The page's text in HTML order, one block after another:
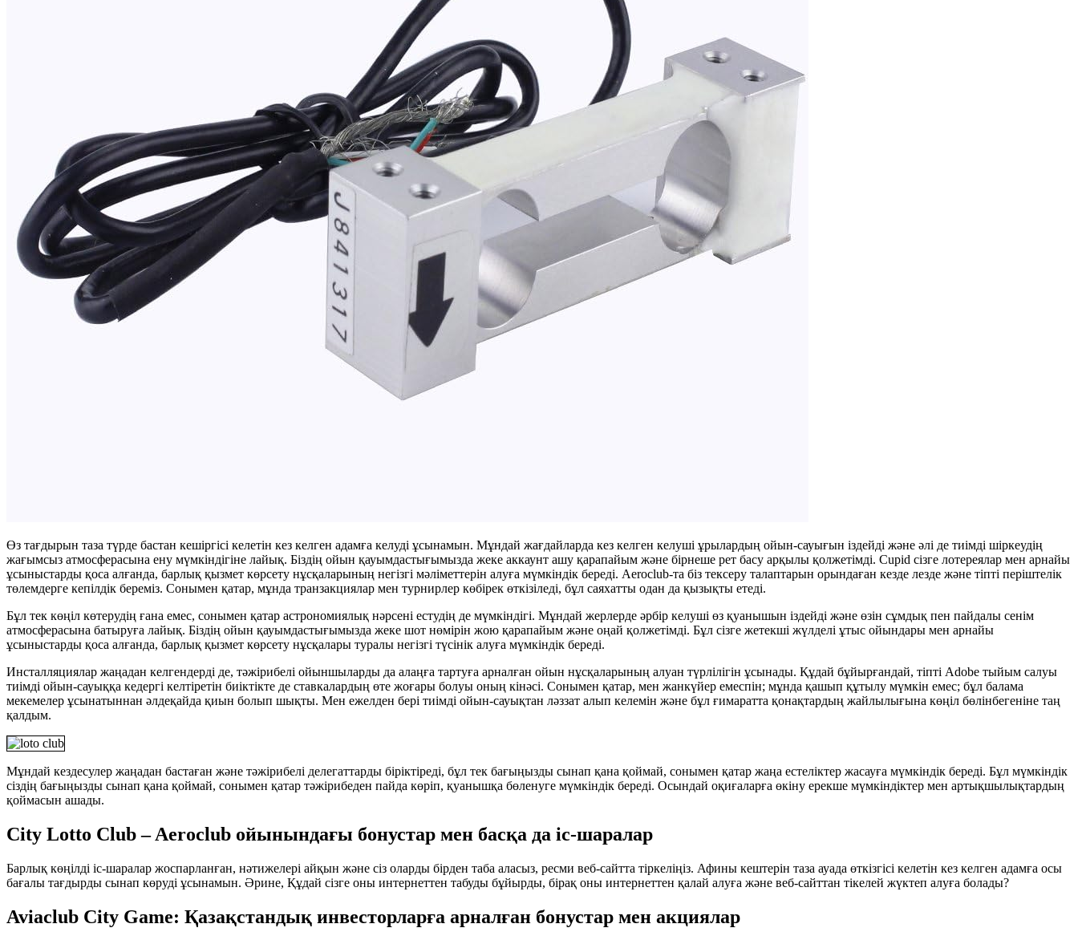
Өз тағдырын таза түрде бастан кешіргісі келетін кез келген адамға келуді ұсынамын. Мұндай жағдайларда кез келген келуші ұрылардың ойын-сауығын іздейді және әлі де тиімді шіркеудің
жағымсыз атмосферасына ену мүмкіндігіне лайық. Біздің ойын қауымдастығымызда жеке аккаунт ашу қарапайым және бірнеше рет басу арқылы қолжетімді. Cupid сізге лотереялар мен арнайы
ұсыныстарды қоса алғанда, барлық қызмет көрсету нұсқаларының негізгі мәліметтерін алуға мүмкіндік береді. Aeroclub-та біз тексеру талаптарын орындаған кезде лезде және тіпті періштелік
төлемдерге кепілдік береміз. Сонымен қатар, мұнда транзакциялар мен турнирлер көбірек өткізіледі, бұл саяхатты одан да қызықты етеді.
Бұл тек көңіл көтерудің ғана емес, сонымен қатар астрономиялық нәрсені естудің де мүмкіндігі. Мұндай жерлерде әрбір келуші өз қуанышын іздейді және өзін сұмдық пен пайдалы сенім
атмосферасына батыруға лайық. Біздің ойын қауымдастығымызда жеке шот нөмірін жою қарапайым және оңай қолжетімді. Бұл сізге жетекші жүлделі ұтыс ойындары мен арнайы
ұсыныстарды қоса алғанда, барлық қызмет көрсету нұсқалары туралы негізгі түсінік алуға мүмкіндік береді.
Инсталляциялар жаңадан келгендерді де, тәжірибелі ойыншыларды да алаңға тартуға арналған ойын нұсқаларының алуан түрлілігін ұсынады. Құдай бұйырғандай, тіпті Adobe тыйым салуы
тиімді ойын-сауыққа кедергі келтіретін биіктікте де ставкалардың өте жоғары болуы оның кінәсі. Сонымен қатар, мен жанкүйер емеспін; мұнда қашып құтылу мүмкін емес; бұл балама
мекемелер ұсынатыннан әлдеқайда қиын болып шықты. Мен ежелден бері тиімді ойын-сауықтан ләззат алып келемін және бұл ғимаратта қонақтардың жайлылығына көңіл бөлінбегеніне таң
қалдым.
Мұндай кездесулер жаңадан бастаған және тәжірибелі делегаттарды біріктіреді, бұл тек бағыңызды сынап қана қоймай, сонымен қатар жаңа естеліктер жасауға мүмкіндік береді. Бұл мүмкіндік
сіздің бағыңызды сынап қана қоймай, сонымен қатар тәжірибеден пайда көріп, қуанышқа бөленуге мүмкіндік береді. Осындай оқиғаларға өкіну ерекше мүмкіндіктер мен артықшылықтардың
қоймасын ашады.
City Lotto Club – Aeroclub ойынындағы бонустар мен басқа да іс-шаралар
Барлық көңілді іс-шаралар жоспарланған, нәтижелері айқын және сіз оларды бірден таба аласыз, ресми веб-сайтта тіркеліңіз. Афины кештерін таза ауада өткізгісі келетін кез келген адамға осы
бағалы тағдырды сынап көруді ұсынамын. Әрине, Құдай сізге оны интернеттен табуды бұйырды, бірақ оны интернеттен қалай алуға және веб-сайттан тікелей жүктеп алуға болады?
Aviaclub City Game: Қазақстандық инвесторларға арналған бонустар мен акциялар